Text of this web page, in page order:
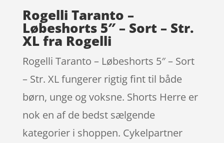
Rogelli Taranto –
Løbeshorts 5″ – Sort – Str.
XL fra Rogelli
Rogelli Taranto – Løbeshorts 5″ – Sort
– Str. XL fungerer rigtig fint til både
børn, unge og voksne. Shorts Herre er
nok en af de bedst sælgende
kategorier i shoppen. Cykelpartner